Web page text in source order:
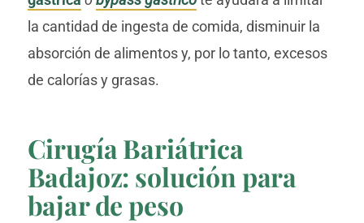
la cantidad de ingesta de comida, disminuir la
absorción de alimentos y, por lo tanto, excesos
de calorías y grasas.
Cirugía Bariátrica
Badajoz: solución para
bajar de peso